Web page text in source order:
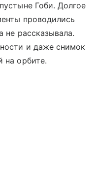
Гоби. Долгое
проводились
не рассказывала.
и даже снимок
на орбите.